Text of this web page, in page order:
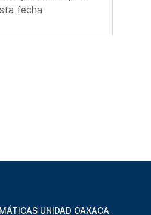
fecha
UNIDAD OAXACA